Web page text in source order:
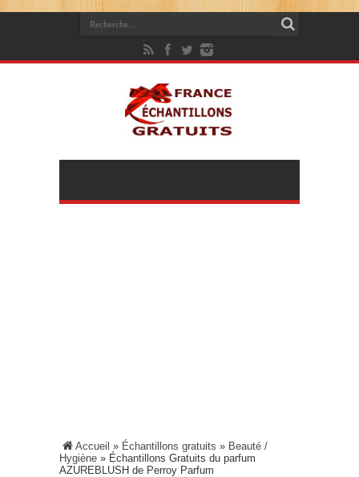
Accueil » Échantillons gratuits » Beauté /
Hygiène » Échantillons Gratuits du parfum
AZUREBLUSH de Perroy Parfum